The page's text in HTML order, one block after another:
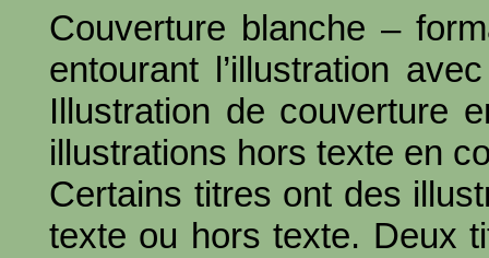
Couverture blanche –
entourant l’illustration
Illustration de couverture
illustrations hors texte en
Certains titres ont des
texte ou hors texte. Deux